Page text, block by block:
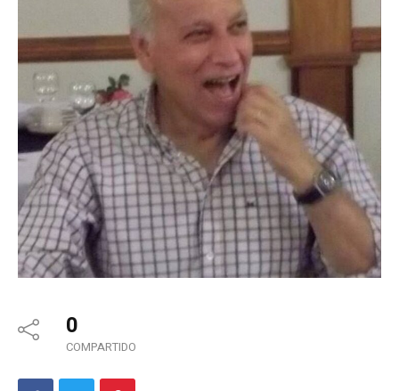
0
COMPARTIDO